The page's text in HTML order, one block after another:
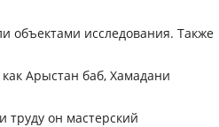
объектами исследования. Также
Арыстан баб, Хамадани
труду он мастерский